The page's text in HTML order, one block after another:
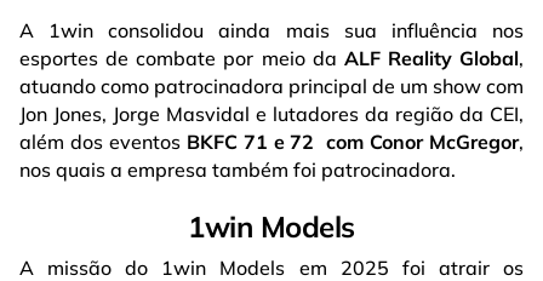
A 1win consolidou ainda mais sua influência nos
esportes de combate por meio da ALF Reality Global,
atuando como patrocinadora principal de um show com
Jon Jones, Jorge Masvidal e lutadores da região da CEI,
além dos eventos BKFC 71 e 72 com Conor McGregor,
nos quais a empresa também foi patrocinadora.
1win Models
A missão do 1win Models em 2025 foi atrair os